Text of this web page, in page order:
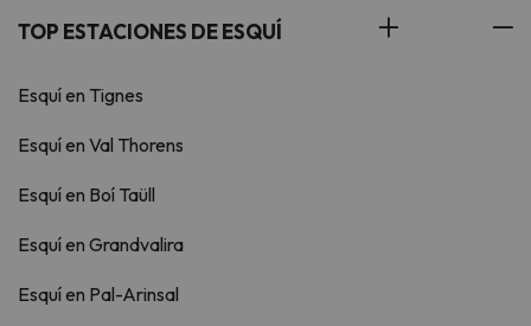
TOP ESTACIONES DE ESQUÍ
Esquí en Tignes
Esquí en Val Thorens
Esquí en Boí Taüll
Esquí en Grandvalira
Esquí en Pal-Arinsal